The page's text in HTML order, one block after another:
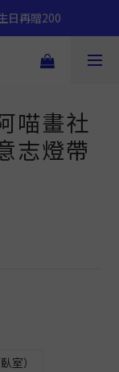
日再贈200
喵畫社
志燈帶
室）